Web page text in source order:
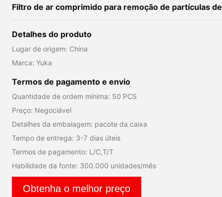
Filtro de ar comprimido para remoção de partículas
Detalhes do produto
Lugar de origem: China
Marca: Yuka
Termos de pagamento e envio
Quantidade de ordem mínima: 50 PCS
Preço: Negociável
Detalhes da embalagem: pacote da caixa
Tempo de entrega: 3-7 dias úteis
Termos de pagamento: L/C,T/T
Habilidade da fonte: 300.000 unidades/mês
Obtenha o melhor preço